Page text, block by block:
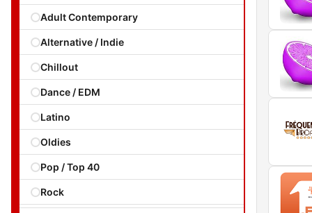
Adult Contemporary
Alternative / Indie
Chillout
Dance / EDM
Latino
Oldies
Pop / Top 40
Rock